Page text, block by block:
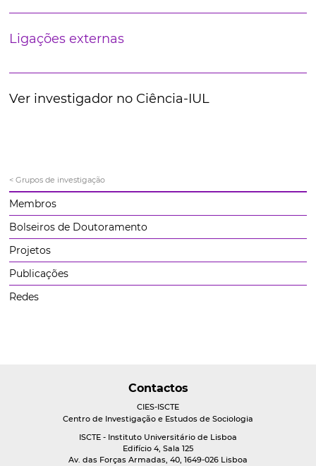
Ligações externas
Ver investigador no Ciência-IUL
< Grupos de investigação
Membros
Bolseiros de Doutoramento
Projetos
Publicações
Redes
Contactos
CIES-ISCTE
Centro de Investigação e Estudos de Sociologia
ISCTE - Instituto Universitário de Lisboa
Edifício 4, Sala 125
Av. das Forças Armadas, 40, 1649-026 Lisboa